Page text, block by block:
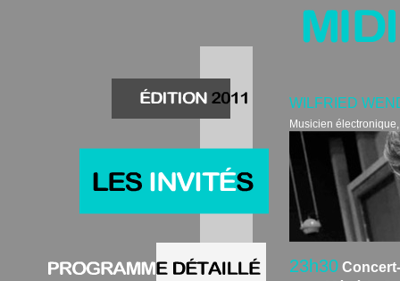
WILFRIED
Musicien
23h30